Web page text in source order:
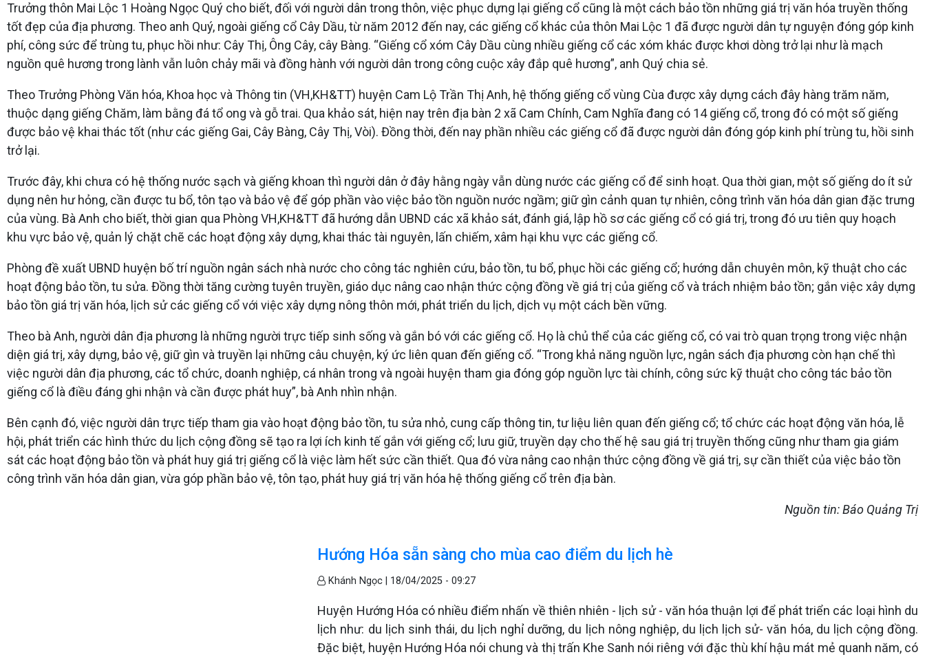
Trưởng thôn Mai Lộc 1 Hoàng Ngọc Quý cho biết, đối với người dân trong thôn, việc phục dựng lại giếng cổ cũng là một cách bảo tồn những giá trị văn hóa truyền thống
tốt đẹp của địa phương. Theo anh Quý, ngoài giếng cổ Cây Dầu, từ năm 2012 đến nay, các giếng cổ khác của thôn Mai Lộc 1 đã được người dân tự nguyện đóng góp kinh
phí, công sức để trùng tu, phục hồi như: Cây Thị, Ông Cây, cây Bàng. “Giếng cổ xóm Cây Dầu cùng nhiều giếng cổ các xóm khác được khơi dòng trở lại như là mạch
nguồn quê hương trong lành vẫn luôn chảy mãi và đồng hành với người dân trong công cuộc xây đắp quê hương”, anh Quý chia sẻ.
Theo Trưởng Phòng Văn hóa, Khoa học và Thông tin (VH,KH&TT) huyện Cam Lộ Trần Thị Anh, hệ thống giếng cổ vùng Cùa được xây dựng cách đây hàng trăm năm,
thuộc dạng giếng Chăm, làm bằng đá tổ ong và gỗ trai. Qua khảo sát, hiện nay trên địa bàn 2 xã Cam Chính, Cam Nghĩa đang có 14 giếng cổ, trong đó có một số giếng
được bảo vệ khai thác tốt (như các giếng Gai, Cây Bàng, Cây Thị, Vòi). Đồng thời, đến nay phần nhiều các giếng cổ đã được người dân đóng góp kinh phí trùng tu, hồi sinh
trở lại.
Trước đây, khi chưa có hệ thống nước sạch và giếng khoan thì người dân ở đây hằng ngày vẫn dùng nước các giếng cổ để sinh hoạt. Qua thời gian, một số giếng do ít sử
dụng nên hư hỏng, cần được tu bổ, tôn tạo và bảo vệ để góp phần vào việc bảo tồn nguồn nước ngầm; giữ gìn cảnh quan tự nhiên, công trình văn hóa dân gian đặc trưng
của vùng. Bà Anh cho biết, thời gian qua Phòng VH,KH&TT đã hướng dẫn UBND các xã khảo sát, đánh giá, lập hồ sơ các giếng cổ có giá trị, trong đó ưu tiên quy hoạch
khu vực bảo vệ, quản lý chặt chẽ các hoạt động xây dựng, khai thác tài nguyên, lấn chiếm, xâm hại khu vực các giếng cổ.
Phòng đề xuất UBND huyện bố trí nguồn ngân sách nhà nước cho công tác nghiên cứu, bảo tồn, tu bổ, phục hồi các giếng cổ; hướng dẫn chuyên môn, kỹ thuật cho các
hoạt động bảo tồn, tu sửa. Đồng thời tăng cường tuyên truyền, giáo dục nâng cao nhận thức cộng đồng về giá trị của giếng cổ và trách nhiệm bảo tồn; gắn việc xây dựng
bảo tồn giá trị văn hóa, lịch sử các giếng cổ với việc xây dựng nông thôn mới, phát triển du lịch, dịch vụ một cách bền vững.
Theo bà Anh, người dân địa phương là những người trực tiếp sinh sống và gắn bó với các giếng cổ. Họ là chủ thể của các giếng cổ, có vai trò quan trọng trong việc nhận
diện giá trị, xây dựng, bảo vệ, giữ gìn và truyền lại những câu chuyện, ký ức liên quan đến giếng cổ. “Trong khả năng nguồn lực, ngân sách địa phương còn hạn chế thì
việc người dân địa phương, các tổ chức, doanh nghiệp, cá nhân trong và ngoài huyện tham gia đóng góp nguồn lực tài chính, công sức kỹ thuật cho công tác bảo tồn
giếng cổ là điều đáng ghi nhận và cần được phát huy”, bà Anh nhìn nhận.
Bên cạnh đó, việc người dân trực tiếp tham gia vào hoạt động bảo tồn, tu sửa nhỏ, cung cấp thông tin, tư liệu liên quan đến giếng cổ; tổ chức các hoạt động văn hóa, lễ
hội, phát triển các hình thức du lịch cộng đồng sẽ tạo ra lợi ích kinh tế gắn với giếng cổ; lưu giữ, truyền dạy cho thế hệ sau giá trị truyền thống cũng như tham gia giám
sát các hoạt động bảo tồn và phát huy giá trị giếng cổ là việc làm hết sức cần thiết. Qua đó vừa nâng cao nhận thức cộng đồng về giá trị, sự cần thiết của việc bảo tồn
công trình văn hóa dân gian, vừa góp phần bảo vệ, tôn tạo, phát huy giá trị văn hóa hệ thống giếng cổ trên địa bàn.
Nguồn tin: Báo Quảng Trị
Hướng Hóa sẵn sàng cho mùa cao điểm du lịch hè
Khánh Ngọc | 18/04/2025 - 09:27
Huyện Hướng Hóa có nhiều điểm nhấn về thiên nhiên - lịch sử - văn hóa thuận lợi để phát triển các loại hình du
lịch như: du lịch sinh thái, du lịch nghỉ dưỡng, du lịch nông nghiệp, du lịch lịch sử- văn hóa, du lịch cộng đồng.
Đặc biệt, huyện Hướng Hóa nói chung và thị trấn Khe Sanh nói riêng với đặc thù khí hậu mát mẻ quanh năm, có